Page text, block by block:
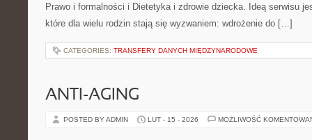
Prawo i formalności i Dietetyka i zdrowie dziecka. Ideą serwisu
które dla wielu rodzin stają się wyzwaniem: wdrożenie do […]
CATEGORIES: TRANSFERY DANYCH MIĘDZYNARODOWE
ANTI-AGING
POSTED BY ADMIN LUT - 15 - 2026 MOŻLIWOŚĆ